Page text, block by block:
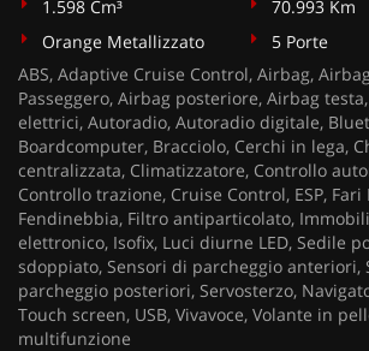
1.598 Cm³
70.993 Km
Orange Metallizzato
5 Porte
ABS, Adaptive Cruise Control, Airbag,
Passeggero, Airbag posteriore, Airbag
elettrici, Autoradio, Autoradio digitale,
Boardcomputer, Bracciolo, Cerchi in lega,
centralizzata, Climatizzatore, Controllo
Controllo trazione, Cruise Control, ESP, Fari
Fendinebbia, Filtro antiparticolato,
elettronico, Isofix, Luci diurne LED, Sedile
sdoppiato, Sensori di parcheggio anteriori,
parcheggio posteriori, Servosterzo,
Touch screen, USB, Vivavoce, Volante in
multifunzione